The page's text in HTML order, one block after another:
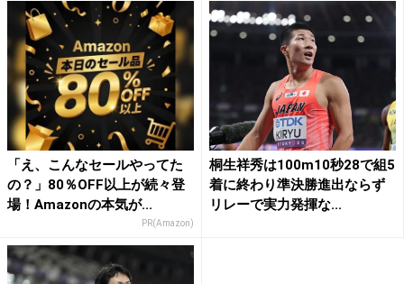
「え、こんなセールやってた
の？」80％OFF以上が続々登
場！Amazonの本気が...
PR(Amazon)
桐生祥秀は100m10秒28で組5
着に終わり準決勝進出ならず
リレーで実力発揮な...